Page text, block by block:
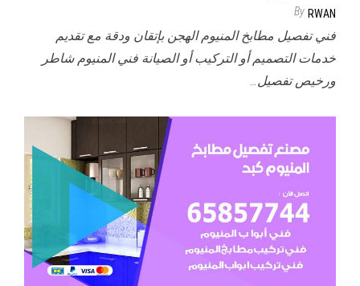
By RWAN
فني تفصيل مطابخ المنيوم الهجن بإتقان ودقة مع تقديم
خدمات التصميم أو التركيب أو الصيانة فني المنيوم شاطر
ورخيص تفصيل…